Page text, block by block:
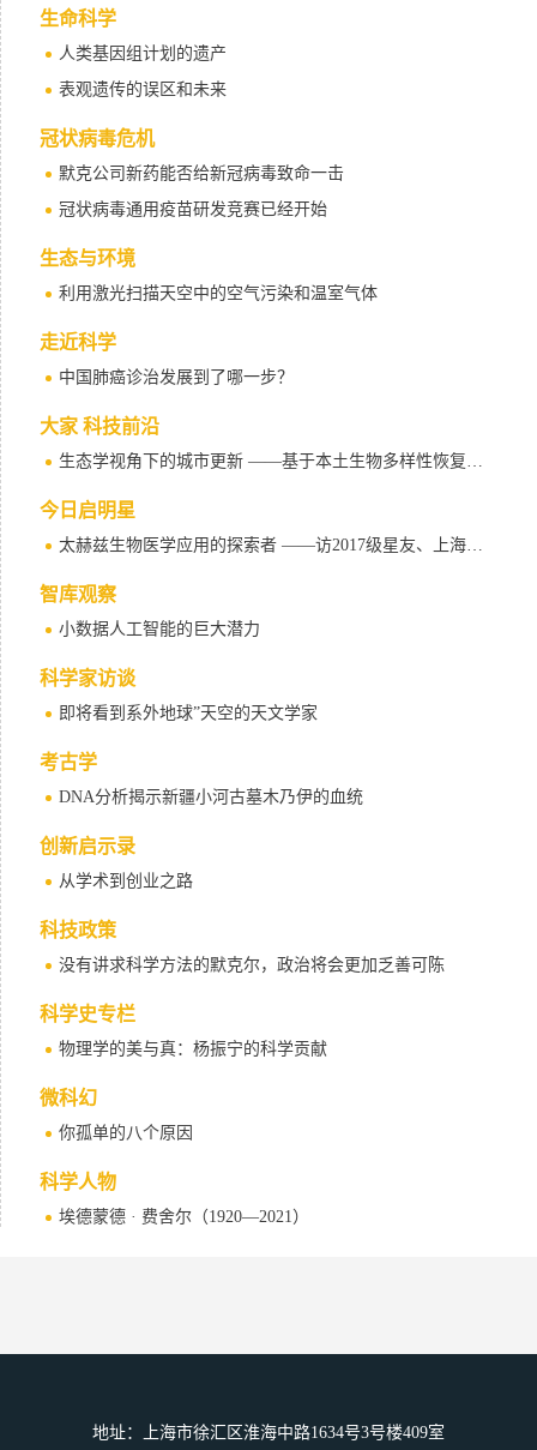
生命科学
人类基因组计划的遗产
表观遗传的误区和未来
冠状病毒危机
默克公司新药能否给新冠病毒致命一击
冠状病毒通用疫苗研发竞赛已经开始
生态与环境
利用激光扫描天空中的空气污染和温室气体
走近科学
中国肺癌诊治发展到了哪一步？
大家 科技前沿
生态学视角下的城市更新 ——基于本土生物多样性恢复的近自然型都市生命地标构建
今日启明星
太赫兹生物医学应用的探索者 ——访2017级星友、上海理工大学彭滟教授
智库观察
小数据人工智能的巨大潜力
科学家访谈
即将看到系外地球”天空的天文学家
考古学
DNA分析揭示新疆小河古墓木乃伊的血统
创新启示录
从学术到创业之路
科技政策
没有讲求科学方法的默克尔，政治将会更加乏善可陈
科学史专栏
物理学的美与真：杨振宁的科学贡献
微科幻
你孤单的八个原因
科学人物
埃德蒙德 · 费舍尔（1920—2021）
地址：上海市徐汇区淮海中路1634号3号楼409室